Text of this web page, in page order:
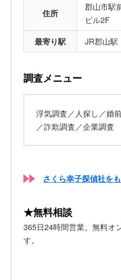
住所
郡山市駅
ビル2F
最寄り駅
JR郡山駅
調査メニュー
浮気調査／人探し／婚
／詐欺調査／企業調
さくら幸子探偵社を
★無料相談
365日24時間営業。無料オ
す。